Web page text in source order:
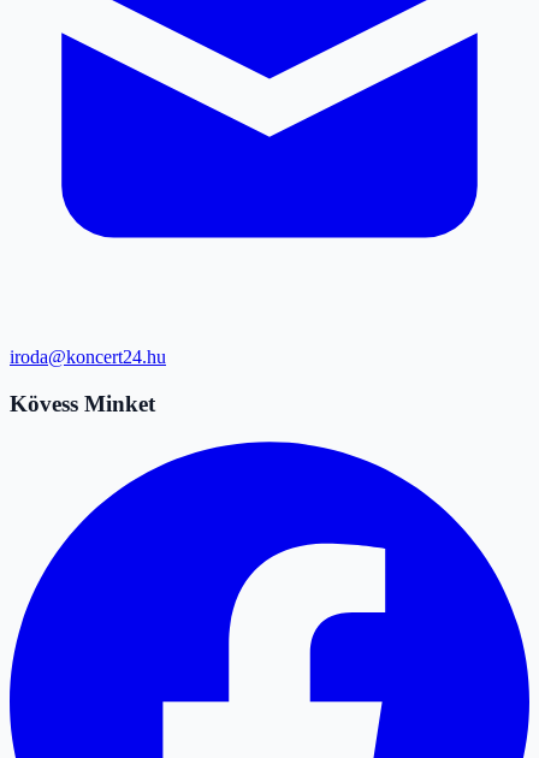
iroda@koncert24.hu
Kövess Minket